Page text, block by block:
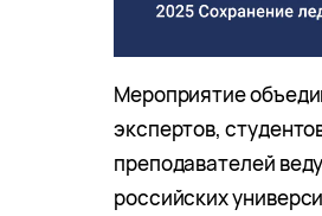
Мероприятие
экспертов,
преподавателей
российских